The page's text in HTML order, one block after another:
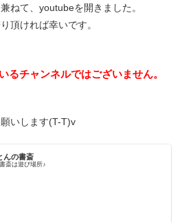
ねて、youtubeを開きました。
頂ければ幸いです。
るチャンネルではございません。
いします(T-T)v
んの書斎
斎は遊び場所♪